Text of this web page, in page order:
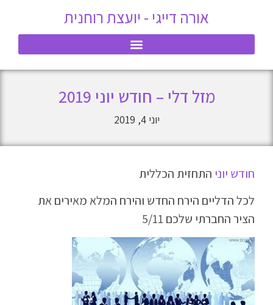
אורה דייגי - יועצת רוחנית
מזל דלי – חודש יוני 2019
יוני 4, 2019
חודש יוני התחזית הכללית
לכל הדליים הירח החדש והירח המלא מאירים את
הציר החברתי שלכם 5/11